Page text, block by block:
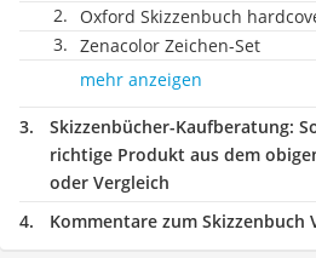
Oxford Skizzenbuch
Zenacolor Zeichen-Set
mehr anzeigen
Skizzenbücher-Kaufberatung:
richtige Produkt aus dem
oder Vergleich
Kommentare zum Skizzenbuch